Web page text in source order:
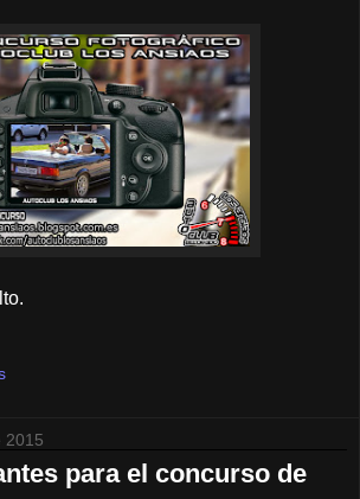
2015
para el concurso de